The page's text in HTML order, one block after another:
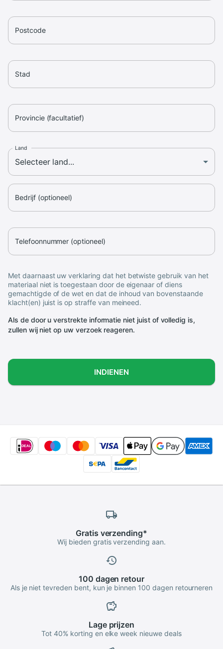
Postcode
Stad
Provincie (facultatief)
Land
Bedrijf (optioneel)
Telefoonnummer (optioneel)
Met daarnaast uw verklaring dat het betwiste gebruik van het
materiaal niet is toegestaan door de eigenaar of diens
gemachtigde of de wet en dat de inhoud van bovenstaande
klacht(en) juist is op straffe van meineed.
Als de door u verstrekte informatie niet juist of volledig is,
zullen wij niet op uw verzoek reageren.
INDIENEN
Gratis verzending*
Wij bieden gratis verzending aan.
100 dagen retour
Als je niet tevreden bent, kun je binnen 100 dagen retourneren
Lageprijzen
Tot 40% korting en elke week nieuwe deals